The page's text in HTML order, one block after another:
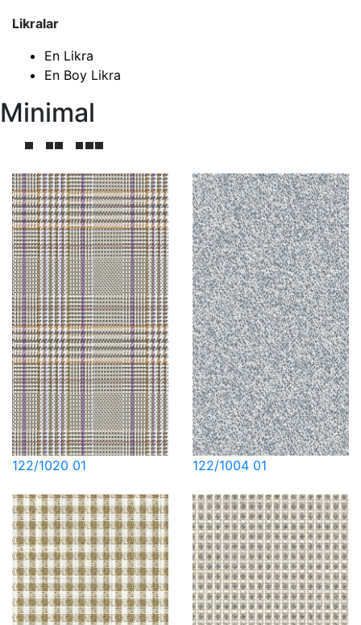
Likralar
En Likra
En Boy Likra
Minimal
122/1020 01 122/1004 01